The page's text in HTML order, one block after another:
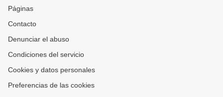
Páginas
Contacto
Denunciar el abuso
Condiciones del servicio
Cookies y datos personales
Preferencias de las cookies